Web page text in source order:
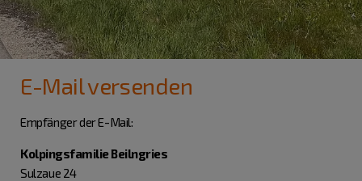
E-Mail versenden
Empfänger der E-Mail:
Kolpingsfamilie Beilngries
Sulzaue 24